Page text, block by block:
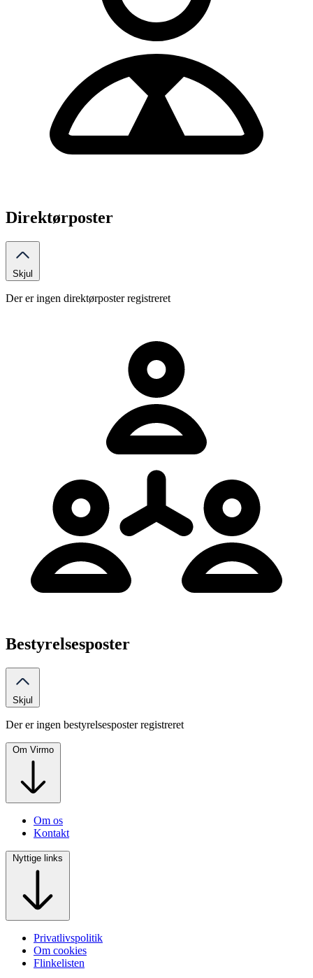
Direktørposter
Skjul
Der er ingen direktørposter registreret
Bestyrelsesposter
Skjul
Der er ingen bestyrelsesposter registreret
Om Virmo
Om os
Kontakt
Nyttige links
Privatlivspolitik
Om cookies
Flinkelisten